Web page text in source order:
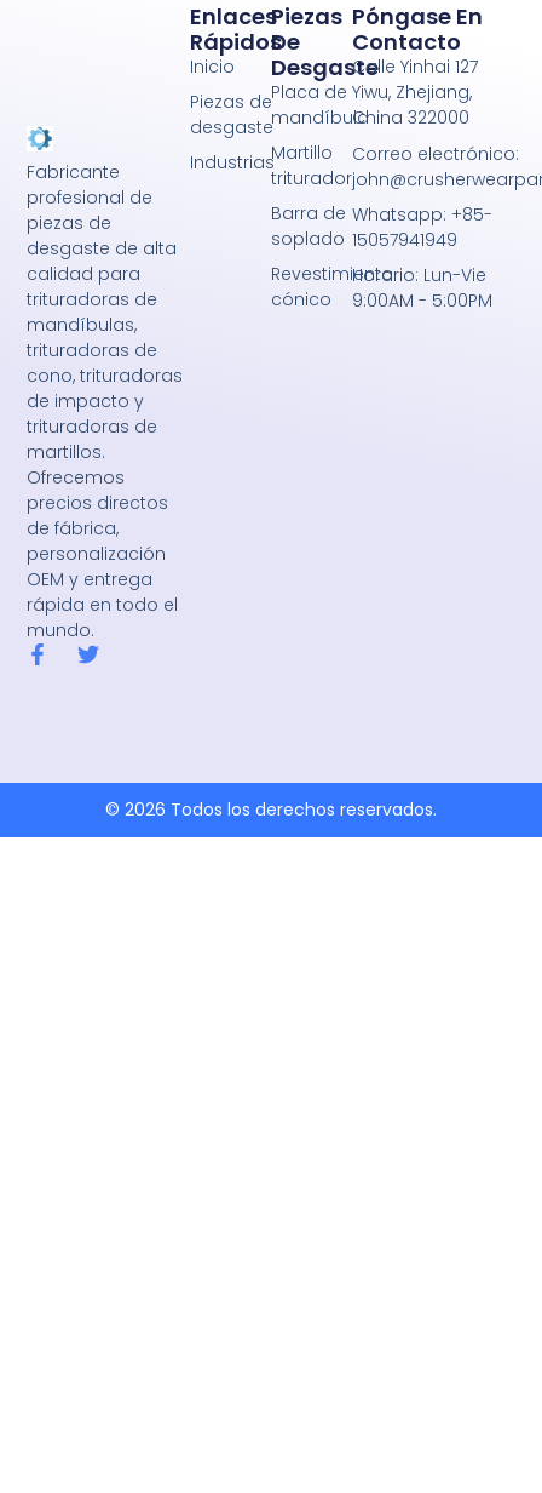
Fabricante
profesional de
piezas de
desgaste de alta
calidad para
trituradoras de
mandíbulas,
trituradoras de
cono, trituradoras
de impacto y
trituradoras de
martillos.
Ofrecemos
precios directos
de fábrica,
personalización
OEM y entrega
rápida en todo el
mundo.
F
o
T
r
Piezas
De
Desgaste
Placa de
mandíbula
Martillo
triturador
Barra de
soplado
Revestimiento
cónico
Enlaces
Rápidos
Inicio
Piezas de
desgaste
Industrias
Póngase En
Contacto
Calle Yinhai 127
Yiwu, Zhejiang,
China 322000
Correo electrónico:
Whatsapp: +85-
15057941949
Horario: Lun-Vie
9:00AM - 5:00PM
© 2026 Todos los derechos reservados.